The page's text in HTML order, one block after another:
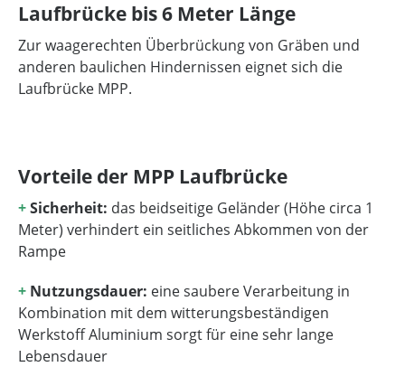
Laufbrücke bis 6 Meter Länge
Zur waagerechten Überbrückung von Gräben und
anderen baulichen Hindernissen eignet sich die
Laufbrücke MPP.
Vorteile der MPP Laufbrücke
+Sicherheit: das beidseitige Geländer (Höhe circa 1
Meter) verhindert ein seitliches Abkommen von der
Rampe
+ Nutzungsdauer: eine saubere Verarbeitung in
Kombination mit dem witterungsbeständigen
Werkstoff Aluminium sorgt für eine sehr lange
Lebensdauer